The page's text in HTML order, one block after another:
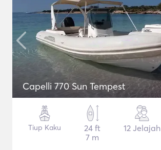
Capelli 770 Sun Tempest
Tiup Kaku
24 ft
7 m
12 Jelajah